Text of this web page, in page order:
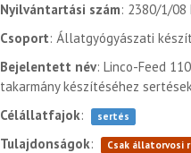
Nyilvántartási szám: 2380/1/08
Csoport: Állatgyógyászati
Bejelentett név: Linco-Feed
takarmány készítéséhez
Célállatfajok: sertés
Tulajdonságok: Csak állatorvosi